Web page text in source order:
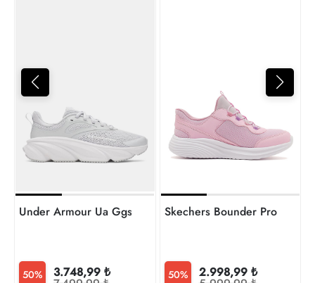
Under Armour Ua Ggs Rogue 6 Kız Çocuk Spor
50% 3.748,99 ₺
Skechers Bounder Pro Kız
50% 2.998,99 ₺